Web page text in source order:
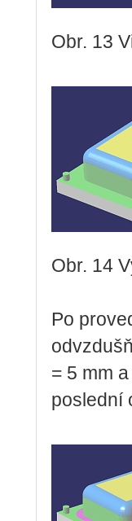
Obr. 13
Obr. 14
Po
= 5 mm
poslední